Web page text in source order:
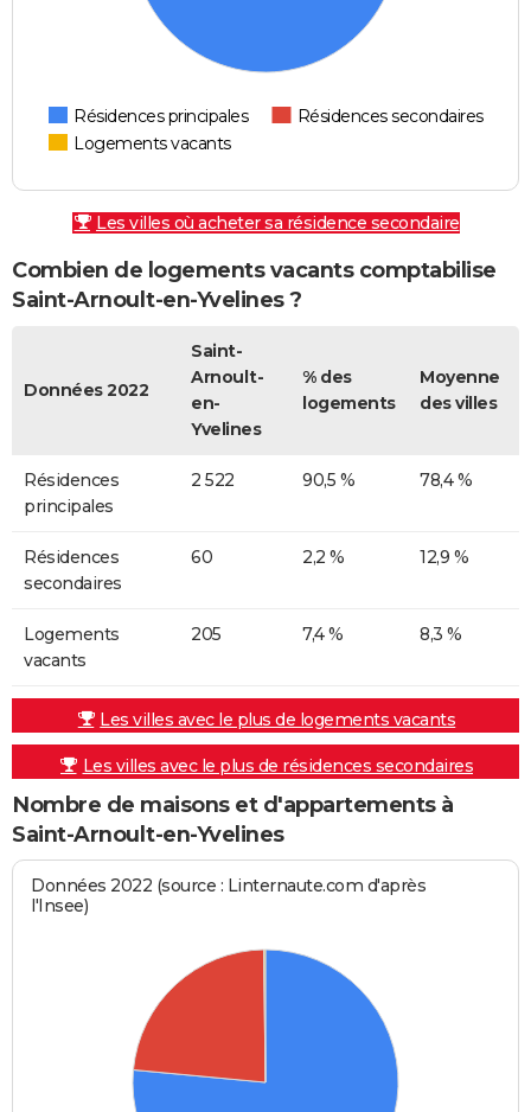
Résidences principales
Résidences secondaires
Logements vacants
Les villes où acheter sa résidence secondaire
Combien de logements vacants comptabilise
Saint-Arnoult-en-Yvelines ?
Données 2022
Saint-
Arnoult-
en-
Yvelines
% des
logements
Moyenne
des villes
Résidences
principales
2 522 90,5 % 78,4 %
Résidences
secondaires
60 2,2 % 12,9 %
Logements
vacants
205 7,4 % 8,3 %
Les villes avec le plus de logements vacants
Les villes avec le plus de résidences secondaires
Nombre de maisons et d'appartements à
Saint-Arnoult-en-Yvelines
Données 2022 (source : Linternaute.com d'après
l'Insee)